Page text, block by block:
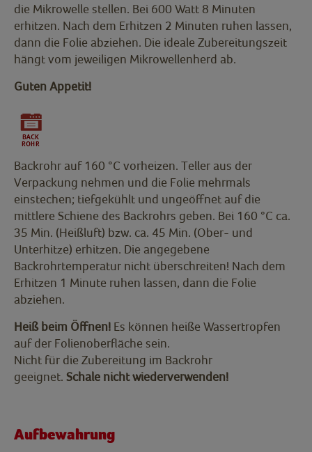
die Mikrowelle stellen. Bei 600 Watt 8 Minuten
erhitzen. Nach dem Erhitzen 2 Minuten ruhen lassen,
dann die Folie abziehen. Die ideale Zubereitungszeit
hängt vom jeweiligen Mikrowellenherd ab.
Guten Appetit!
Backrohr auf 160 °C vorheizen. Teller aus der
Verpackung nehmen und die Folie mehrmals
einstechen; tiefgekühlt und ungeöffnet auf die
mittlere Schiene des Backrohrs geben. Bei 160 °C ca.
35 Min. (Heißluft) bzw. ca. 45 Min. (Ober- und
Unterhitze) erhitzen. Die angegebene
Backrohrtemperatur nicht überschreiten! Nach dem
Erhitzen 1 Minute ruhen lassen, dann die Folie
abziehen.
Heiß beim Öffnen! Es können heiße Wassertropfen
auf der Folienoberfläche sein.
Nicht für die Zubereitung im Backrohr
geeignet. Schale nicht wiederverwenden!
Aufbewahrung